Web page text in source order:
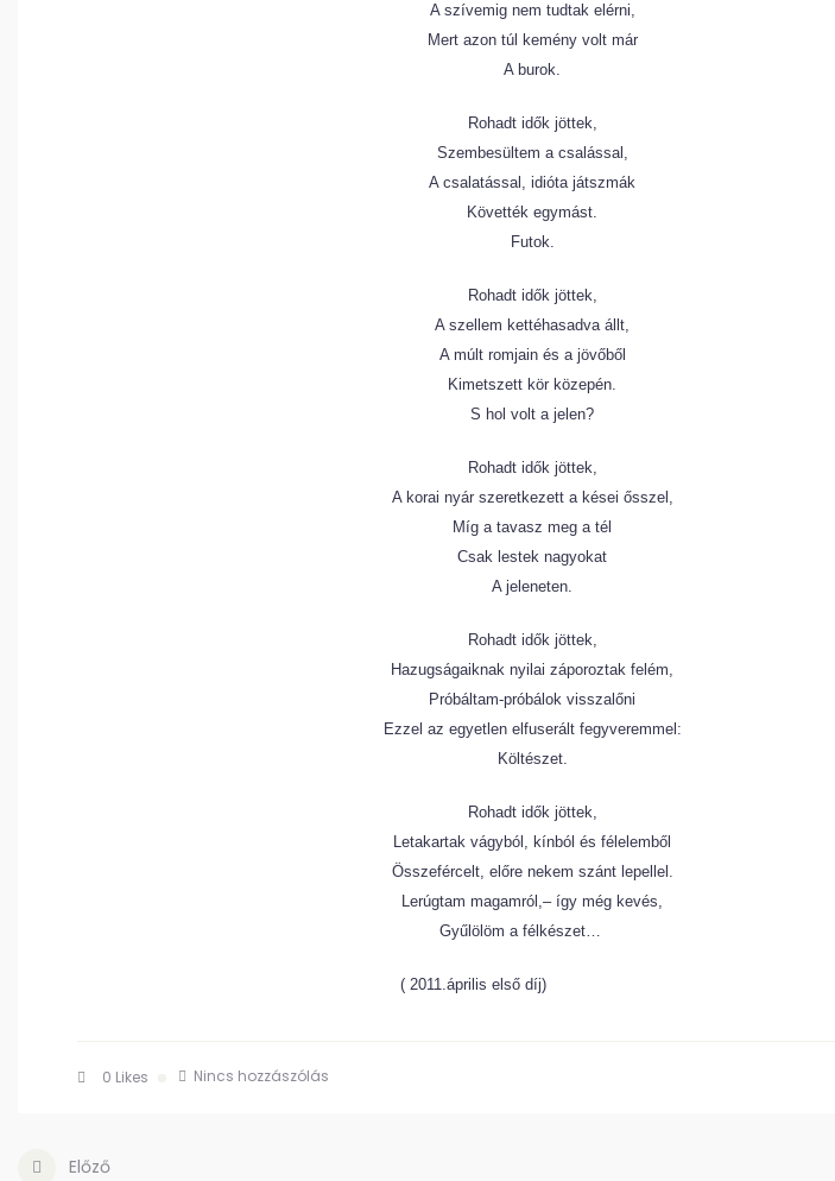
A szívemig nem tudtak elérni,
Mert azon túl kemény volt már
A burok.
Rohadt idők jöttek,
Szembesültem a csalással,
A csalatással, idióta játszmák
Követték egymást.
Futok.
Rohadt idők jöttek,
A szellem kettéhasadva állt,
A múlt romjain és a jövőből
Kimetszett kör közepén.
S hol volt a jelen?
Rohadt idők jöttek,
A korai nyár szeretkezett a kései ősszel,
Míg a tavasz meg a tél
Csak lestek nagyokat
A jeleneten.
Rohadt idők jöttek,
Hazugságaiknak nyilai záporoztak felém,
Próbáltam-próbálok visszalőni
Ezzel az egyetlen elfuserált fegyveremmel:
Költészet.
Rohadt idők jöttek,
Letakartak vágyból, kínból és félelemből
Összefércelt, előre nekem szánt lepellel.
Lerúgtam magamról,– így még kevés,
Gyűlölöm a félkészet…
( 2011.április első díj)
0 Likes Nincs hozzászólás
Előző